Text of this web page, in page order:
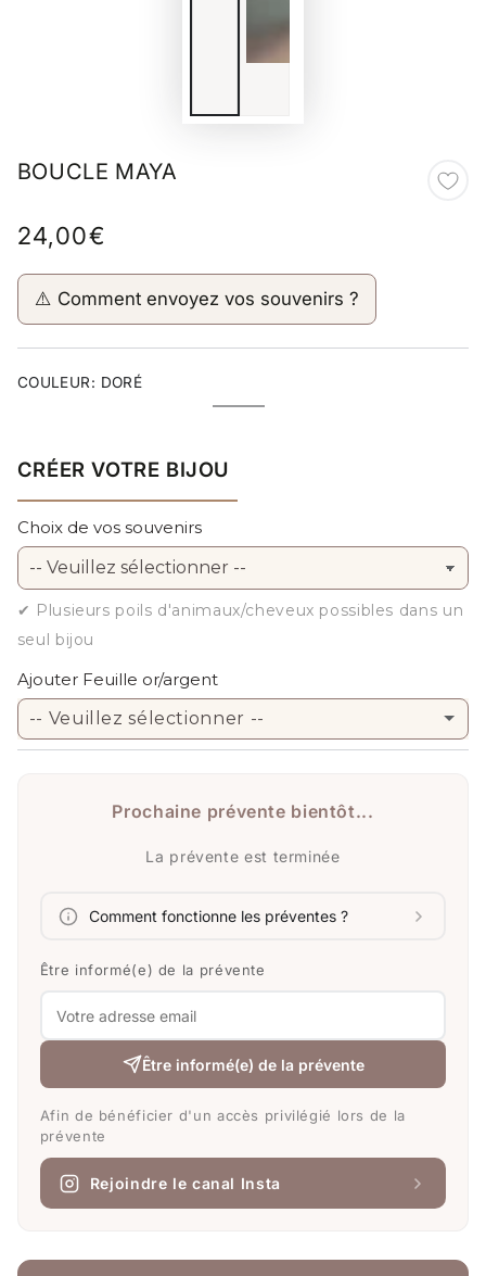
BOUCLE MAYA
Prix
24,00€
⚠️ Comment envoyez vos souvenirs ?
COULEUR: DORÉ
DORÉ
Variante
CRÉER VOTRE BIJOU
Choix de vos souvenirs
✔ Plusieurs poils d'animaux/cheveux possibles dans un
seul bijou
Ajouter Feuille or/argent
-- Veuillez sélectionner --
Prochaine prévente bientôt...
La prévente est terminée
Comment fonctionne les préventes ?
Être informé(e) de la prévente
Être informé(e) de la prévente
Afin de bénéficier d'un accès privilégié lors de la
prévente
Rejoindre le canal Insta